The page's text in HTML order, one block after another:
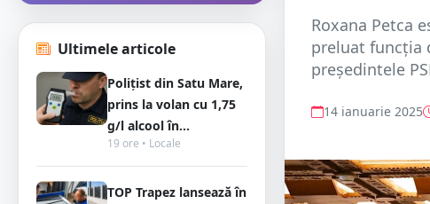
Ultimele articole
Polițist din Satu Mare,
prins la volan cu 1,75
g/l alcool în...
19 ore • Locale
TOP Trapez lansează în
Roxana Petca
preluat funcția
președintele
14 ianuarie 2025